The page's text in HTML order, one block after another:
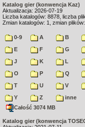
Katalog gier (konwencja Kaz)
Aktualizacja: 2026-07-19
Liczba katalogów: 8878, liczba
Zmian katalogów: 1, zmian plików:
0-9 A B
E
F G
J
K L
O
P Q
T
U V
Y
Z
inne
Całość 3074 MB
Katalog gier (konwencja